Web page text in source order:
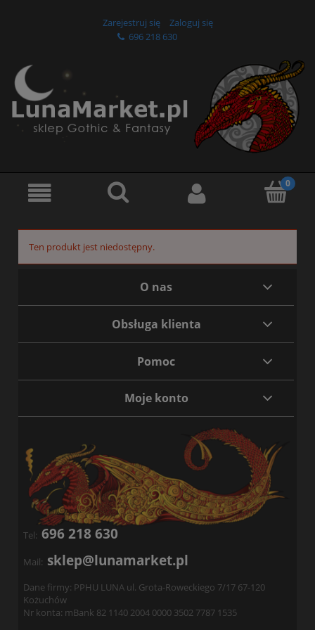
Zarejestruj się
Zaloguj się
696 218 630
Ten produkt jest niedostępny.
O nas
Obsługa klienta
Pomoc
Moje konto
Tel: 696 218 630
Mail: sklep@lunamarket.pl
Dane firmy: PPHU LUNA ul. Grota-Roweckiego 7/17 67-120
Kożuchów
Nr konta: mBank 82 1140 2004 0000 3502 7787 1535